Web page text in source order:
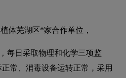
体芜湖区*家合作单位，
每日采取物理和化学三项监
常、消毒设备运转正常，采用